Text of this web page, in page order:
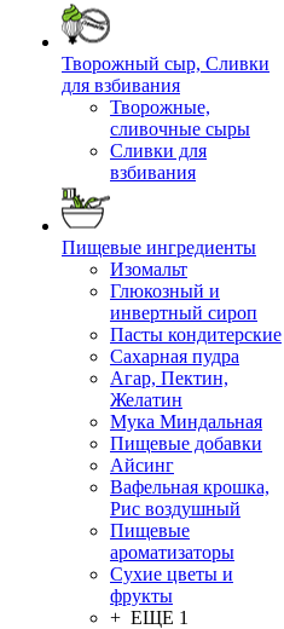
Творожный сыр, Сливки
для взбивания
Творожные,
сливочные сыры
Сливки для
взбивания
Пищевые ингредиенты
Изомальт
Глюкозный и
инвертный сироп
Пасты кондитерские
Сахарная пудра
Агар, Пектин,
Желатин
Мука Миндальная
Пищевые добавки
Айсинг
Вафельная крошка,
Рис воздушный
Пищевые
ароматизаторы
Сухие цветы и
фрукты
+ ЕЩЕ 1